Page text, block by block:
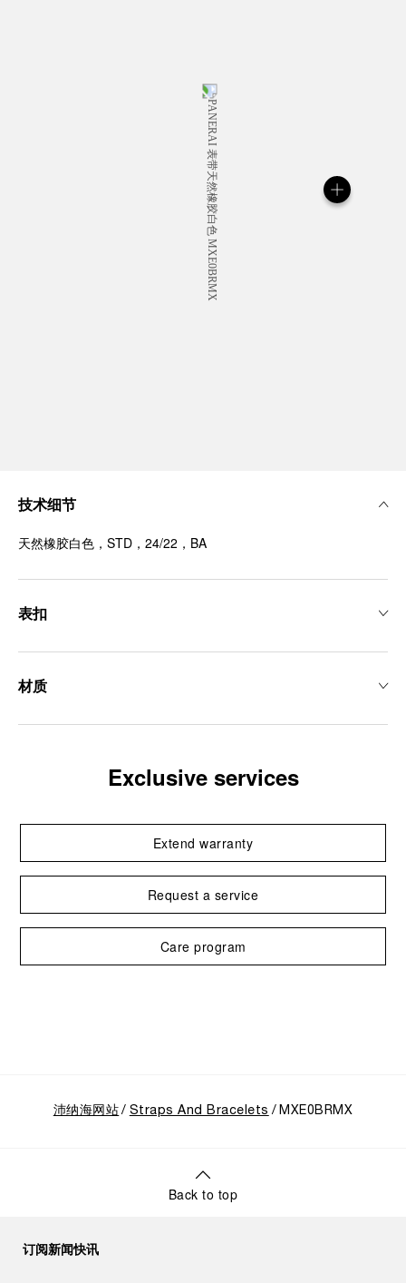
技术细节
天然橡胶白色，STD，24/22，BA
表扣
材质
Exclusive services
Extend warranty
Request a service
Care program
沛纳海网站 Straps And Bracelets MXE0BRMX
Back to top
订阅新闻快讯